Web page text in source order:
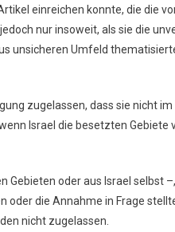
einreichen konnte, die die
nur insoweit, als sie die
unsicheren Umfeld
zugelassen, dass sie nicht
Israel die besetzten
Gebieten oder aus Israel selbst
oder die Annahme in Frage
nicht zugelassen.